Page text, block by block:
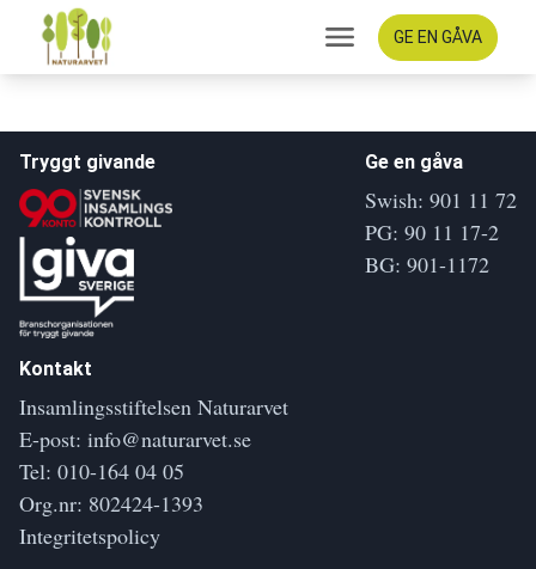
GE EN GÅVA
Tryggt givande Ge en gåva
Swish: 901 11 72
PG: 90 11 17-2
BG: 901-1172
Kontakt
Insamlingsstiftelsen Naturarvet
E-post: info@naturarvet.se
Tel: 010-164 04 05
Org.nr: 802424-1393
Integritetspolicy